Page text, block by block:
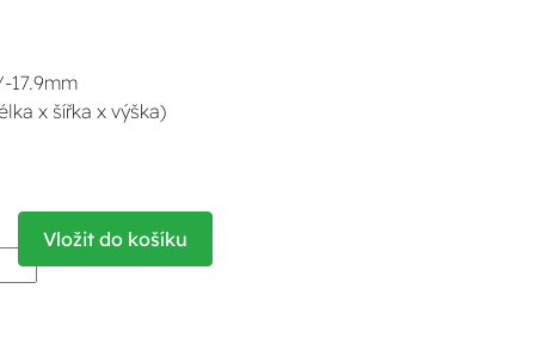
17.9mm
x šířka x výška)
Vložit do košíku